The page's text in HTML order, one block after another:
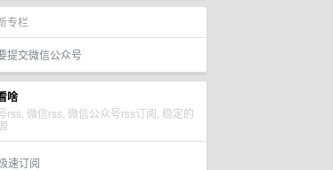
专栏
提交微信公众号
啥
rss, 微信rss, 微信公众号rss订阅, 稳定的
速订阅